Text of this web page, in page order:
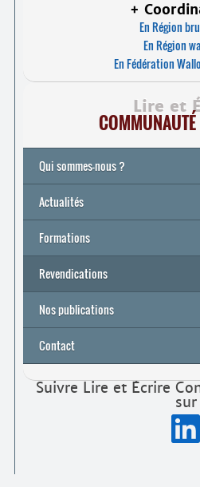
+
En Région
En Région
En Fédération
Lire et
Qui sommes-nous ?
Actualités
Formations
Archives
Université de printemps 2026
Revendications
Nos publications
Contact
Suivre Lire et Écrire
sur